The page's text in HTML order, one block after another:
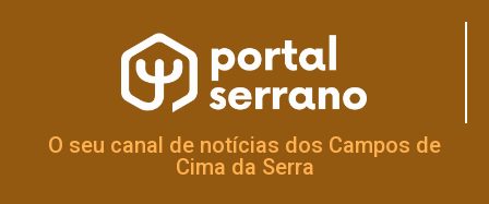
O seu canal de notícias dos Campos de
Cima da Serra